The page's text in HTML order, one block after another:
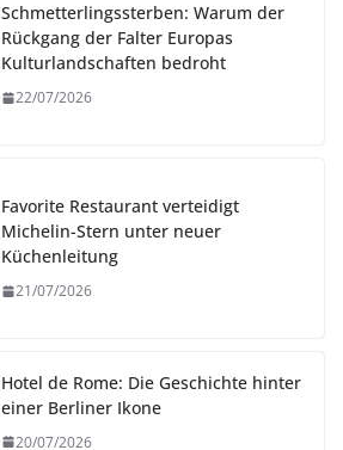
Schmetterlingssterben: Warum der
Rückgang der Falter Europas
Kulturlandschaften bedroht
22/07/2026
Favorite Restaurant verteidigt
Michelin-Stern unter neuer
Küchenleitung
21/07/2026
Hotel de Rome: Die Geschichte hinter
einer Berliner Ikone
20/07/2026